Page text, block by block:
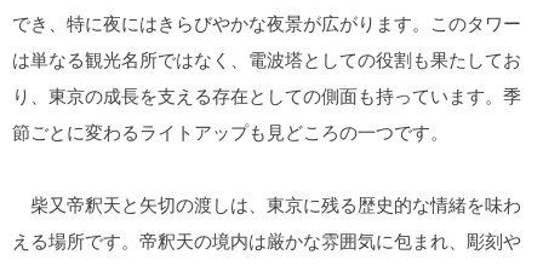
でき、特に夜にはきらびやかな夜景が広がります。このタワー
は単なる観光名所ではなく、電波塔としての役割も果たしてお
り、東京の成長を支える存在としての側面も持っています。季
節ごとに変わるライトアップも見どころの一つです。
柴又帝釈天と矢切の渡しは、東京に残る歴史的な情緒を味わ
える場所です。帝釈天の境内は厳かな雰囲気に包まれ、彫刻や